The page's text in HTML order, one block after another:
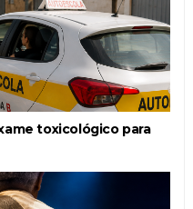
toxicológico para